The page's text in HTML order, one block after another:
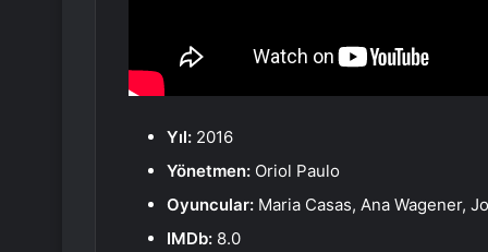
Yıl: 2016
Yönetmen: Oriol Paulo
Oyuncular: Maria Casas, Ana Wagener,
IMDb: 8.0